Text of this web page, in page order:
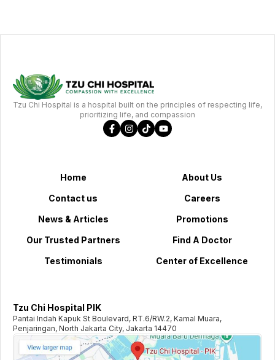
Tzu Chi Hospital is a hospital built on the principles of respecting life,
prioritizing life, and compassion
Home
About Us
Contact us
Careers
News & Articles
Promotions
Our Trusted Partners
Find A Doctor
Testimonials
Center of Excellence
Tzu Chi Hospital PIK
Pantai Indah Kapuk St Boulevard, RT.6/RW.2, Kamal Muara,
Penjaringan, North Jakarta City, Jakarta 14470